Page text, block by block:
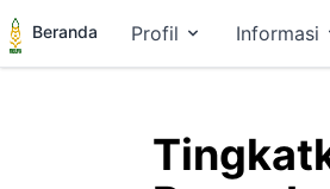
Beranda Profil Informasi